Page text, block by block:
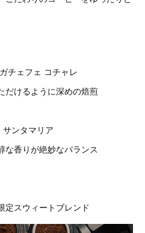
チェフェ コチャレ
だけるように深めの焙煎
ンタマリア
な香りが絶妙なバランス
定スウィートブレンド